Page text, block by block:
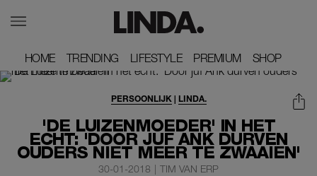
HOME
HOME TRENDING
TRENDING LIFESTYLE
LIFESTYLE PREMIUM
PREMIUM SHOP
SHOP
'DE LUIZENMOEDER' IN HET
ECHT: 'DOOR JUF ANK DURVEN
OUDERS NIET MEER TE ZWAAIEN'
PERSOONLIJK| LINDA.
30-01-2018 | TIM VAN ERP